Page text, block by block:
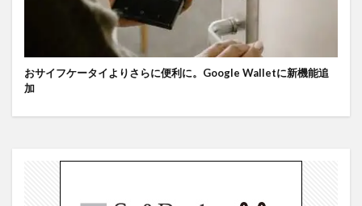
おサイフケータイよりさらに便利に。Google Walletに新機能追
加